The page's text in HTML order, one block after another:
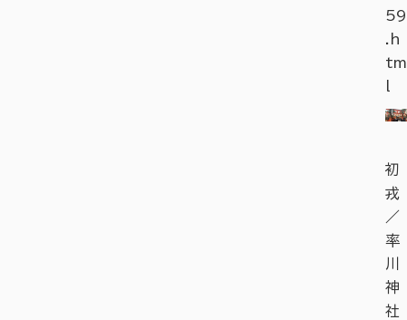
59
.h
tm
初
戎
／
率
川
神
社